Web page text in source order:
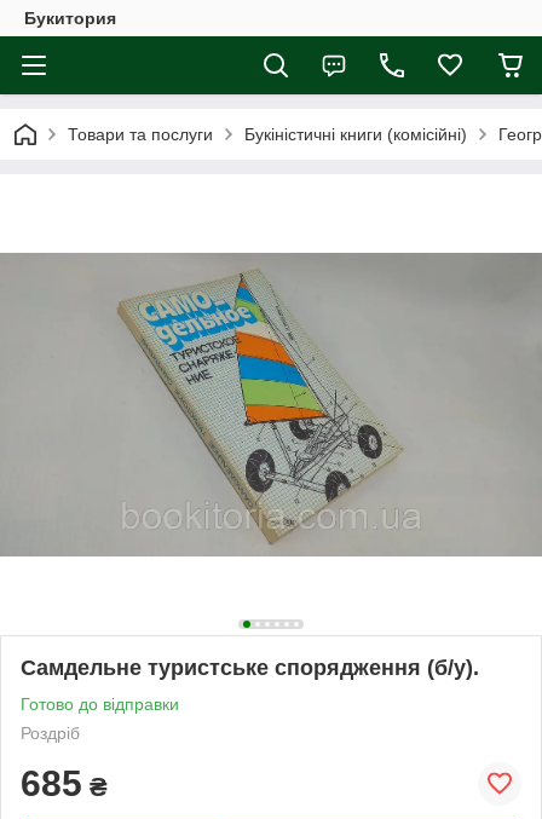
Букитория
Товари та послуги Букіністичні книги (комісійні)
Самдельне туристське спорядження (б/у).
Готово до відправки
Роздріб
685 ₴